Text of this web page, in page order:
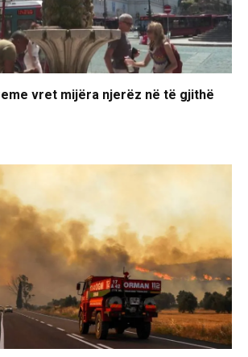
vret mijëra njerëz në të gjithë